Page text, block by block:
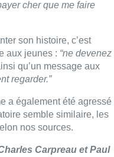
cher que me faire
son histoire, c’est
aux jeunes : “ne devenez
qu’un message aux
regarder.”
a également été agressé
semble similaire, les
nos sources.
Carpreau et Paul